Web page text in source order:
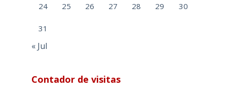
24 25 26 27 28 29 30
31
« Jul
Contador de visitas